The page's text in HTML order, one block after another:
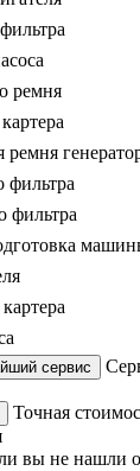
ремня
ремня
фильтра
фильтра
сервис
Точная
вы не нашли